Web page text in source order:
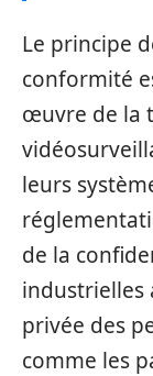
Le principe
conformité
œuvre de la
leurs
de la
industrielles
privée des
comme les